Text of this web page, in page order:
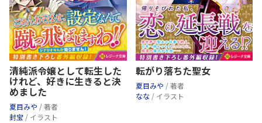
清純派令嬢として転生した
けれど、好きに生きると決
めました
夏目みや / 著者
封宝 / イラスト
転がり落ちた聖女
夏目みや / 著者
なな / イラスト